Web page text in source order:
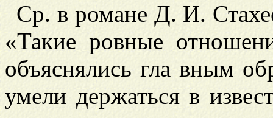
Ср. в романе Д. И.
«Такие ровные
объяснялись гла вным
умели держаться в